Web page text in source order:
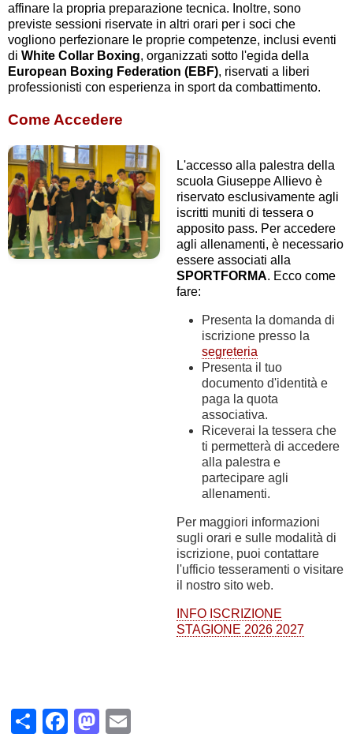
affinare la propria preparazione tecnica. Inoltre, sono
previste sessioni riservate in altri orari per i soci che
vogliono perfezionare le proprie competenze, inclusi eventi
di White Collar Boxing, organizzati sotto l'egida della
European Boxing Federation (EBF), riservati a liberi
professionisti con esperienza in sport da combattimento.
Come Accedere
L'accesso alla palestra della
scuola Giuseppe Allievo è
riservato esclusivamente agli
iscritti muniti di tessera o
apposito pass. Per accedere
agli allenamenti, è necessario
essere associati alla
SPORTFORMA. Ecco come
fare:
Presenta la domanda di
iscrizione presso la
segreteria
Presenta il tuo
documento d'identità e
paga la quota
associativa.
Riceverai la tessera che
ti permetterà di accedere
alla palestra e
partecipare agli
allenamenti.
Per maggiori informazioni
sugli orari e sulle modalità di
iscrizione, puoi contattare
l'ufficio tesseramenti o visitare
il nostro sito web.
INFO ISCRIZIONE
STAGIONE 2026 2027
ShareFacebook
Mastodon